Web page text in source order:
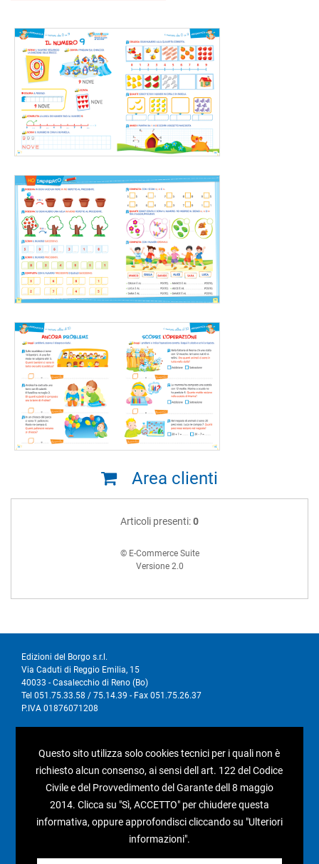
Area clienti
Articoli presenti:0
© E-Commerce Suite
Versione 2.0
Edizioni del Borgo s.r.l.
Via Caduti di Reggio Emilia, 15
40033 - Casalecchio di Reno (Bo)
Tel 051.75.33.58 / 75.14.39 - Fax 051.75.26.37
P.IVA 01876071208
Condizioni generali di vendita
Questo sito utilizza solo cookies tecnici per i quali non è
richiesto alcun consenso, ai sensi dell art. 122 del Codice
Civile e del Provvedimento del Garante dell 8 maggio
2014. Clicca su "Sì, ACCETTO" per chiudere questa
informativa, oppure approfondisci cliccando su "Ulteriori
informazioni".